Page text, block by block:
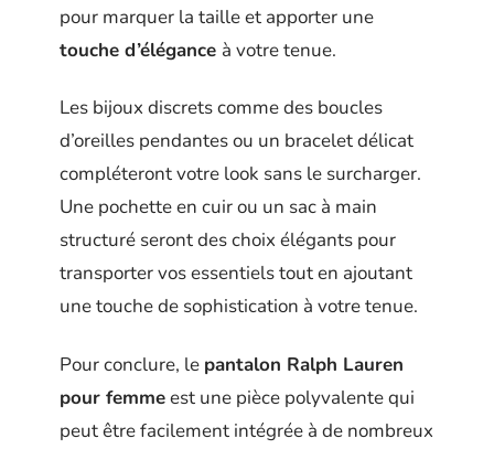
pour marquer la taille et apporter une
touche d’élégance à votre tenue.
Les bijoux discrets comme des boucles
d’oreilles pendantes ou un bracelet délicat
compléteront votre look sans le surcharger.
Une pochette en cuir ou un sac à main
structuré seront des choix élégants pour
transporter vos essentiels tout en ajoutant
une touche de sophistication à votre tenue.
Pour conclure, le pantalon Ralph Lauren
pour femmeest une pièce polyvalente qui
peut être facilement intégrée à de nombreux